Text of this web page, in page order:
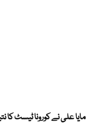
مایا علی نے کورونا ٹیسٹ کا